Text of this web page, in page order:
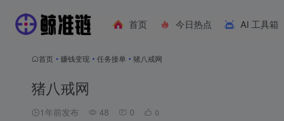
首页 今日热点 AI 工具箱
首页 • 赚钱变现 • 任务接单 • 猪八戒网
猪八戒网
1年前发布 48 0 0